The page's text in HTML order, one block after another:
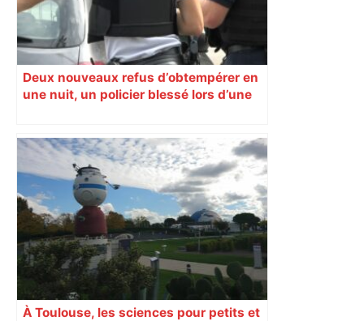
Deux nouveaux refus d’obtempérer en
une nuit, un policier blessé lors d’une
À Toulouse, les sciences pour petits et